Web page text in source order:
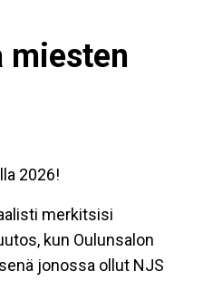
miesten
2026!
merkitsisi
kun Oulunsalon
jonossa ollut NJS